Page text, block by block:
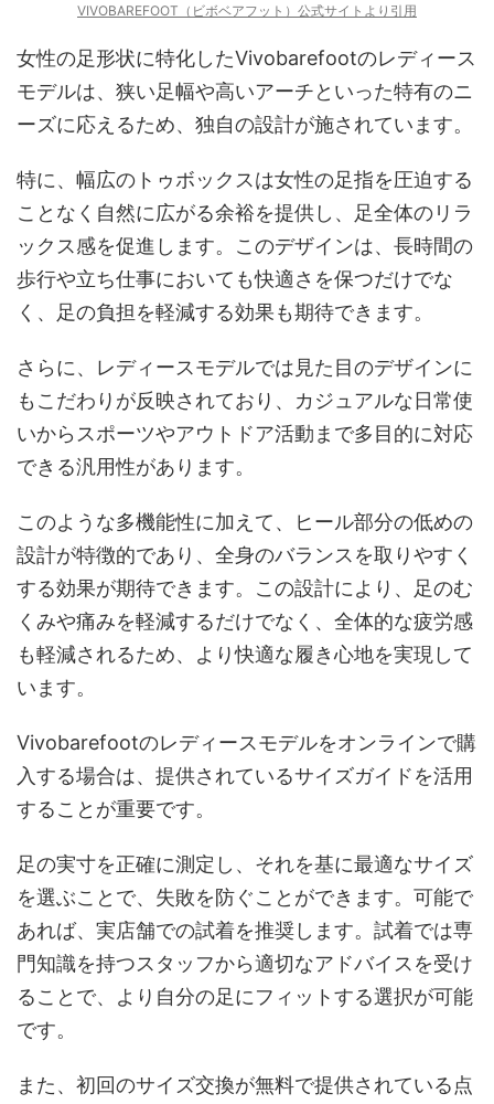
VIVOBAREFOOT（ビボベアフット）公式サイトより引用
女性の足形状に特化したVivobarefootのレディース
モデルは、狭い足幅や高いアーチといった特有のニ
ーズに応えるため、独自の設計が施されています。
特に、幅広のトゥボックスは女性の足指を圧迫する
ことなく自然に広がる余裕を提供し、足全体のリラ
ックス感を促進します。このデザインは、長時間の
歩行や立ち仕事においても快適さを保つだけでな
く、足の負担を軽減する効果も期待できます。
さらに、レディースモデルでは見た目のデザインに
もこだわりが反映されており、カジュアルな日常使
いからスポーツやアウトドア活動まで多目的に対応
できる汎用性があります。
このような多機能性に加えて、ヒール部分の低めの
設計が特徴的であり、全身のバランスを取りやすく
する効果が期待できます。この設計により、足のむ
くみや痛みを軽減するだけでなく、全体的な疲労感
も軽減されるため、より快適な履き心地を実現して
います。
Vivobarefootのレディースモデルをオンラインで購
入する場合は、提供されているサイズガイドを活用
することが重要です。
足の実寸を正確に測定し、それを基に最適なサイズ
を選ぶことで、失敗を防ぐことができます。可能で
あれば、実店舗での試着を推奨します。試着では専
門知識を持つスタッフから適切なアドバイスを受け
ることで、より自分の足にフィットする選択が可能
です。
また、初回のサイズ交換が無料で提供されている点